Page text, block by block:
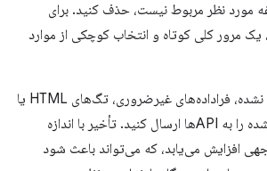
مورد نظر مربوط نیست، حذف کنید. برای
مرور کلی کوتاه و انتخاب کوچکی از موارد
متن خام پردازش نشده، فراداده‌های غیرضروری، تگ‌های HTML یا
لیست‌های بزرگ فیلتر نشده را به APIها ارسال کنید. تأخیر با اندازه
افزایش می‌یابد، که می‌تواند باعث شود